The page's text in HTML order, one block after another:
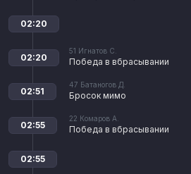
02:20
51 Игнатов С.
Победа в вбрасывании
02:20
47 Батаногов Д.
Бросок мимо
02:51
22 Комаров А.
Победа в вбрасывании
02:55
02:55